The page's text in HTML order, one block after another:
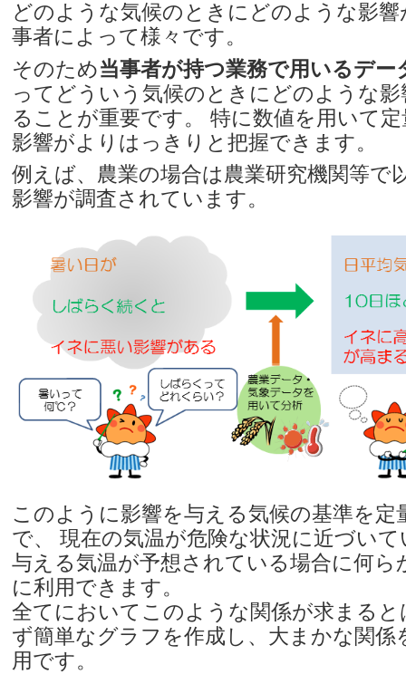
どのような気候のときにどのような影
事者によって様々です。
そのため当事者が持つ業務で用いるデー
ってどういう気候のときにどのような
ることが重要です。 特に数値を用いて
影響がよりはっきりと把握できます。
例えば、農業の場合は農業研究機関等で
影響が調査されています。
このように影響を与える気候の基準を定
で、 現在の気温が危険な状況に近づい
与える気温が予想されている場合に何ら
に利用できます。
全てにおいてこのような関係が求まる
ず簡単なグラフを作成し、大まかな関係
用です。